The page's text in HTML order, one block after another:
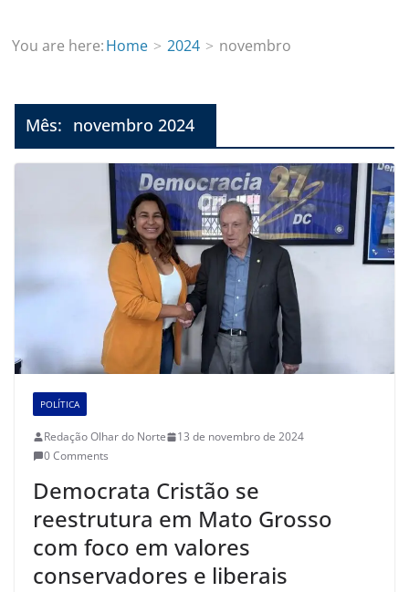
You are here:Home 2024 novembro
Mês: novembro 2024
POLÍTICA
Redação Olhar do Norte
13 de novembro de 2024
0 Comments
Democrata Cristão se
reestrutura em Mato Grosso
com foco em valores
conservadores e liberais